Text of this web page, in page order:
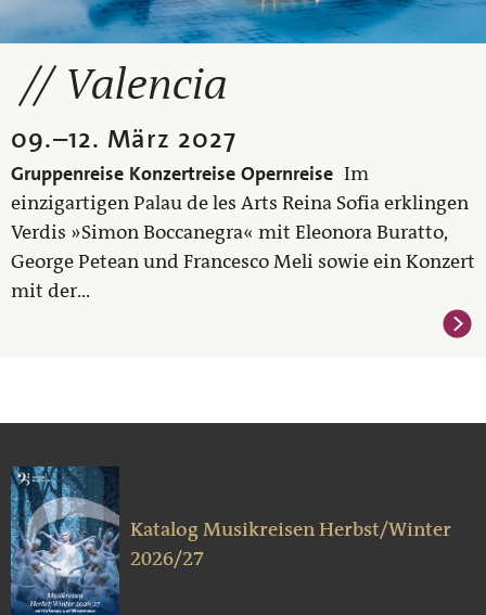
Valencia
09.–12. März 2027
Gruppenreise Konzertreise Opernreise Im
einzigartigen Palau de les Arts Reina Sofia erklingen
Verdis »Simon Boccanegra« mit Eleonora Buratto,
George Petean und Francesco Meli sowie ein Konzert
mit der...
Katalog Musikreisen Herbst/Winter
2026/27